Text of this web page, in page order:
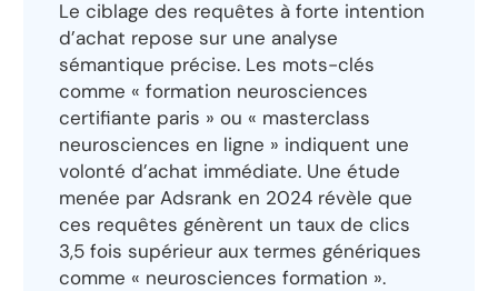
Le ciblage des requêtes à forte intention
d’achat repose sur une analyse
sémantique précise. Les mots-clés
comme « formation neurosciences
certifiante paris » ou « masterclass
neurosciences en ligne » indiquent une
volonté d’achat immédiate. Une étude
menée par Adsrank en 2024 révèle que
ces requêtes génèrent un taux de clics
3,5 fois supérieur aux termes génériques
comme « neurosciences formation ».